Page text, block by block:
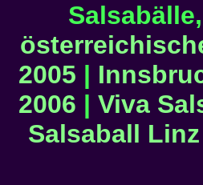
2005 |
2006 | Viva
Salsaball Linz